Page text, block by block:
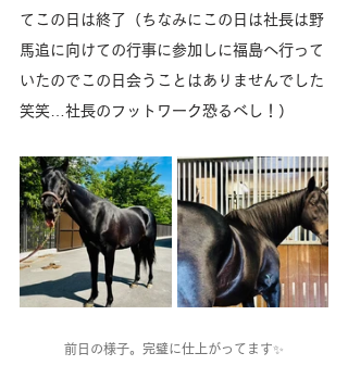
てこの日は終了（ちなみにこの日は社長は野
馬追に向けての行事に参加しに福島へ行って
いたのでこの日会うことはありませんでした
笑笑…社長のフットワーク恐るべし！）
前日の様子。完璧に仕上がってます✨